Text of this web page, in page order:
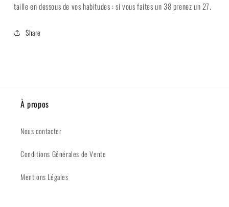
taille en dessous de vos habitudes : si vous faites un 38 prenez un 27.
Share
À propos
Nous contacter
Conditions Générales de Vente
Mentions Légales